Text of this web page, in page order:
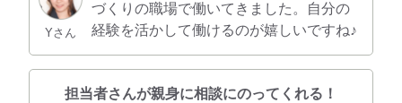
Yさん
づくりの職場で働いてきました。自分の
経験を活かして働けるのが嬉しいですね♪
担当者さんが親身に相談にのってくれる！